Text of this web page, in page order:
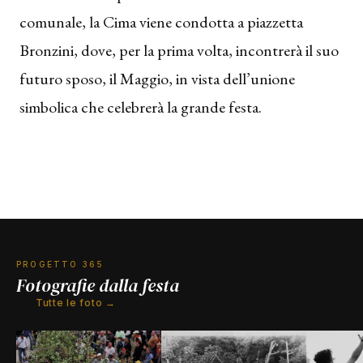
comunale, la Cima viene condotta a piazzetta
Bronzini, dove, per la prima volta, incontrerà il suo
futuro sposo, il Maggio, in vista dell’unione
simbolica che celebrerà la grande festa.
PROGETTO 365
Fotografie dalla festa
Tutte le foto →